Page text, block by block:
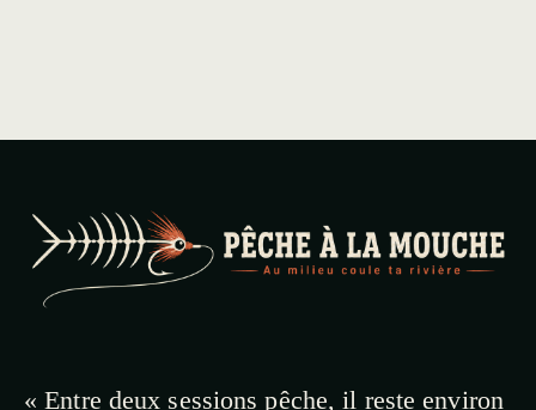
« Entre deux sessions pêche, il reste environ